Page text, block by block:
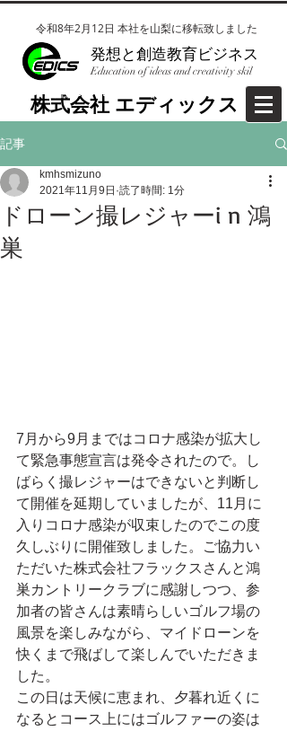
令和8年2月12日 本社を山梨に移転致しました
​発想と創造教育ビジネス
Education of ideas and creativity skil
​株式会社 エディックス
​株式会社EDICS(エディックス）
記事
ドローン撮レジャーi n 鴻
巣
kmhsmizuno
2021年11月9日 読了時間: 1分
7月から9月まではコロナ感染が拡大し
て緊急事態宣言は発令されたので。し
ばらく撮レジャーはできないと判断し
て開催を延期していましたが、11月に
入りコロナ感染が収束したのでこの度
久しぶりに開催致しました。ご協力い
ただいた株式会社フラックスさんと鴻
巣カントリークラブに感謝しつつ、参
加者の皆さんは素晴らしいゴルフ場の
風景を楽しみながら、マイドローンを
快くまで飛ばして楽しんでいただきま
した。
この日は天候に恵まれ、夕暮れ近くに
なるとコース上にはゴルファーの姿は